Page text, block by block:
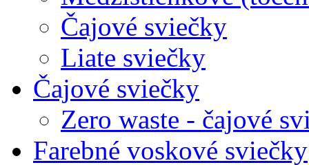
Čajové sviečky
Liate sviečky
Čajové sviečky
Zero waste - čajové
Farebné voskové sviečky